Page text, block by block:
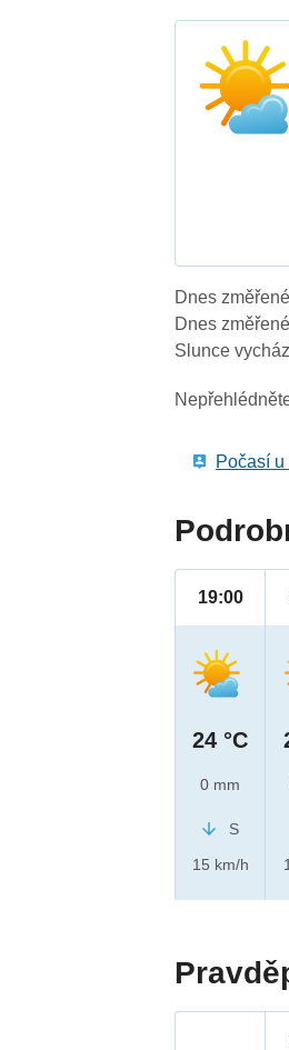
Dnes
Dnes
Slunce
Počasí u
19:00
24 °C
0 mm
S
15 km/h